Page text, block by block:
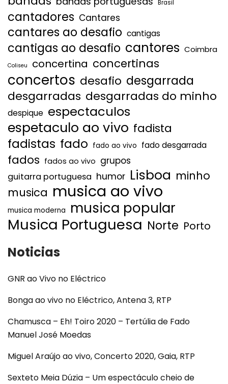
Brasil
cantadores Cantares
cantares ao desafio cantigas
cantigas ao desafio cantores Coimbra
Coliseu concertina concertinas
concertos desafio desgarrada
desgarradas desgarradas do minho
despique espectaculos
espetaculo ao vivo fadista
fadistas fado fado ao vivo fado desgarrada
fados fados ao vivo grupos
guitarra portuguesa humor Lisboa minho
musica musica ao vivo
musica moderna musica popular
Musica Portuguesa Norte Porto
Noticias
GNR ao Vivo no Eléctrico
Bonga ao vivo no Eléctrico, Antena 3, RTP
Chamusca – Eh! Toiro 2020 – Tertúlia de Fado
Manuel José Moedas
Miguel Araújo ao vivo, Concerto 2020, Gaia, RTP
Sexteto Meia Dúzia – Um espectáculo cheio de